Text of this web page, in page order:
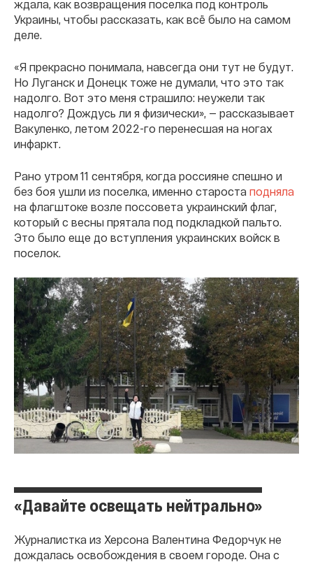
ждала, как возвращения поселка под контроль
Украины, чтобы рассказать, как всё было на самом
деле.
«Я прекрасно понимала, навсегда они тут не будут.
Но Луганск и Донецк тоже не думали, что это так
надолго. Вот это меня страшило: неужели так
надолго? Дождусь ли я физически», — рассказывает
Вакуленко, летом 2022-го перенесшая на ногах
инфаркт.
Рано утром 11 сентября, когда россияне спешно и
без боя ушли из поселка, именно староста подняла
на флагштоке возле поссовета украинский флаг,
который с весны прятала под подкладкой пальто.
Это было еще до вступления украинских войск в
поселок.
«Давайте освещать нейтрально»
Журналистка из Херсона Валентина Федорчук не
дождалась освобождения в своем городе. Она с